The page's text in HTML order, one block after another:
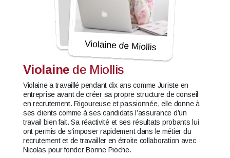
Violainede Miollis
Violaine a travaillé pendant dix ans comme Juriste en
entreprise avant de créer sa propre structure de conseil
en recrutement. Rigoureuse et passionnée, elle donne à
ses clients comme à ses candidats l’assurance d’un
travail bien fait. Sa réactivité et ses résultats probants lui
ont permis de s’imposer rapidement dans le métier du
recrutement et de travailler en étroite collaboration avec
Nicolas pour fonder Bonne Pioche.